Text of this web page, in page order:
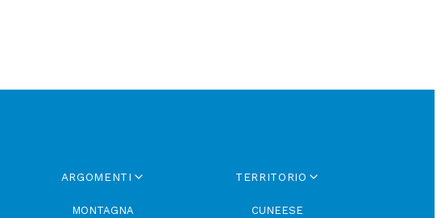
ARGOMENTI
MONTAGNA
TERRITORIO
CUNEESE